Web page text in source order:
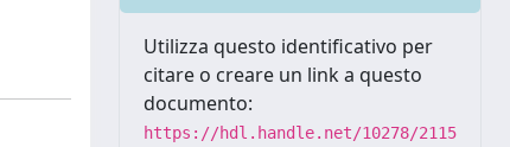
Utilizza questo identificativo per
citare o creare un link a questo
documento:
https://hdl.handle.net/10278/2115